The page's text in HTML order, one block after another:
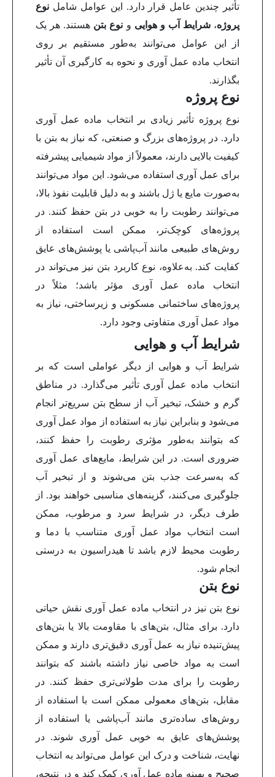
تأثیر چندین عامل قرار دارد. این عوامل شامل نوع
پروژه،شرایط آب و هوایی و نوع بتن هستند. هر یک
از این عوامل می‌توانند به‌طور مستقیم بر روی
انتخاب ماده عمل آوری و نحوه به کارگیری آن تأثیر
بگذارند.
نوع پروژه
نوع پروژه تأثیر زیادی بر انتخاب ماده عمل آوری
دارد. در پروژه‌های بزرگ و صنعتی، که نیاز به بتن با
کیفیت بالایی دارند، معمولاً از مواد شیمیایی پیشرفته
برای عمل آوری استفاده می‌شود. این مواد می‌توانند
به‌صورت مایع یا ژل باشند و به دلیل قابلیت نفوذ بالا،
می‌توانند رطوبت را به خوبی در بتن حفظ کنند. در
پروژه‌های کوچک‌تر، ممکن است استفاده از
روش‌های طبیعی مانند آب‌پاشی یا پوشش‌های عایق
کفایت کند. به‌علاوه، نوع کاربرد بتن نیز می‌تواند در
انتخاب ماده عمل آوری مؤثر باشد؛ مثلاً در
پروژه‌های ساختمانی مسکونی و زیرساختی، نیاز به
مواد عمل آوری متفاوتی وجود دارد.
شرایط آب و هوایی
شرایط آب و هوایی از دیگر عواملی است که بر
انتخاب ماده عمل آوری تأثیر می‌گذارد. در مناطق
گرم و خشک، تبخیر آب از سطح بتن سریع‌تر انجام
می‌شود و بنابراین نیاز به استفاده از مواد عمل آوری
که بتوانند به‌طور مؤثری رطوبت را حفظ کنند،
ضروری است. در این شرایط، مایع‌های عمل آوری
که به‌سرعت جذب بتن می‌شوند و از تبخیر آب
جلوگیری می‌کنند، گزینه‌های مناسبی خواهند بود. از
طرف دیگر، در شرایط سرد و مرطوب، ممکن
است انتخاب مواد عمل آوری متناسب با دما و
رطوبت محیط لازم باشد تا هیدراسیون به درستی
انجام شود.
نوع بتن
نوع بتن نیز در انتخاب ماده عمل آوری نقش حیاتی
دارد. برای مثال، بتن‌های با مقاومت بالا یا بتن‌های
پیش‌تنیده نیاز به عمل آوری دقیق‌تری دارند و ممکن
است به مواد خاصی نیاز داشته باشند که بتوانند
رطوبت را برای مدت طولانی‌تری حفظ کنند. در
مقابل، بتن‌های معمولی ممکن است با استفاده از
روش‌های ساده‌تری مانند آب‌پاشی یا استفاده از
پوشش‌های عایق به خوبی عمل آوری شوند. در
نهایت، شناخت و درک این عوامل می‌تواند به انتخاب
صحیح و بهینه ماده عمل آوری کمک کند و در نتیجه،